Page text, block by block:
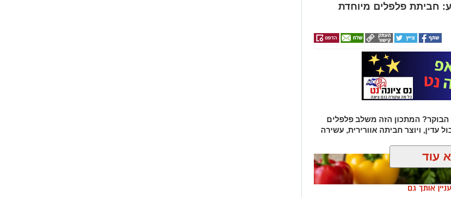
חביתת פלפלים מיוחדת
המתכון הזה משלב פלפלים
עדין, ויוצר חביתה אוורירית, עשירה
עוד
אותך גם